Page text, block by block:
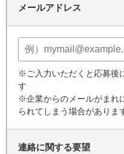
メールアドレス
※ご入力いただくと応募後
す
※企業からのメールがまれ
られてしまう場合がありま
連絡に関する要望